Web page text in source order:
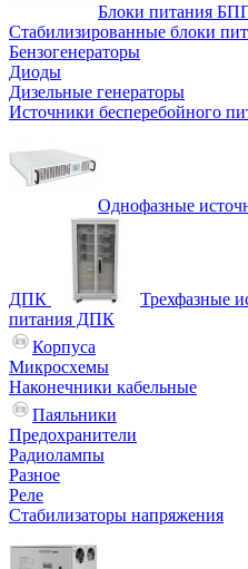
Блоки питания
Стабилизированные блоки
Бензогенераторы
Диоды
Дизельные генераторы
Источники бесперебойного
Однофазные
ДПК
Трехфазные
питания ДПК
Корпуса
Микросхемы
Наконечники кабельные
Паяльники
Предохранители
Радиолампы
Разное
Реле
Стабилизаторы напряжения